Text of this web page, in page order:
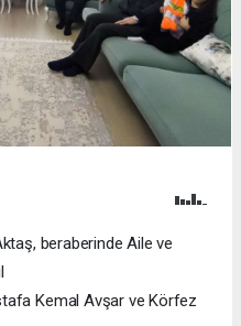
beraberinde Aile ve
Kemal Avşar ve Körfez